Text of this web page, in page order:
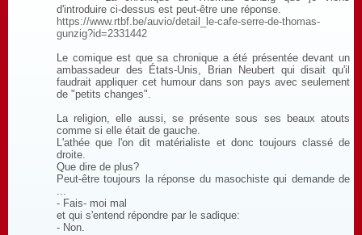
d'introduire ci-dessus est peut-être une réponse.
https://www.rtbf.be/auvio/detail_le-cafe-serre-de-thomas-
gunzig?id=2331442
Le comique est que sa chronique a été présentée devant un
ambassadeur des États-Unis, Brian Neubert qui disait qu'il
faudrait appliquer cet humour dans son pays avec seulement
de "petits changes".
La religion, elle aussi, se présente sous ses beaux atouts
comme si elle était de gauche.
L'athée que l'on dit matérialiste et donc toujours classé de
droite.
Que dire de plus?
Peut-être toujours la réponse du masochiste qui demande de
...
- Fais- moi mal
et qui s'entend répondre par le sadique:
- Non.